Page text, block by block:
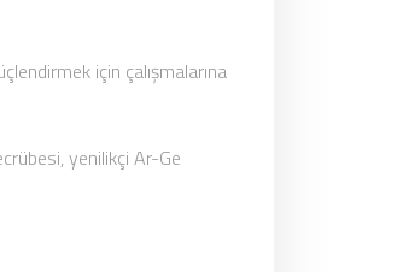
için çalışmalarına
yenilikçi Ar-Ge